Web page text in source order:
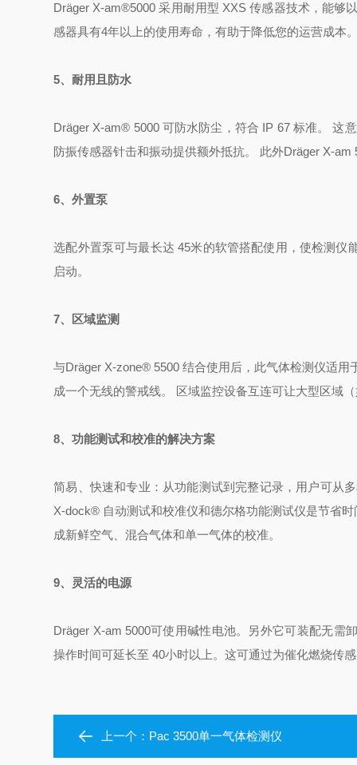
Dräger X-am®5000 采用耐用型 XXS 传感器技术，能够
感器具有4年以上的使用寿命，有助于降低您的运营成本
5、耐用且防水
Dräger X-am® 5000 可防水防尘，符合 IP 67 标准。 这
防振传感器针击和振动提供额外抵抗。 此外Dräger X-am
6、外置泵
选配外置泵可与最长达 45米的软管搭配使用，使检测
启动。
7、区域监测
与Dräger X-zone® 5500 结合使用后，此气体检测仪适
成一个无线的警戒线。 区域监控设备互连可让大型区域
8、功能测试和校准的解决方案
简易、快速和专业：从功能测试到完整记录，用户可从
X-dock® 自动测试和校准仪和德尔格功能测试仪是节省
成新鲜空气、混合气体和单一气体的校准。
9、灵活的电源
Dräger X-am 5000可使用碱性电池。另外它可装配无需
操作时间可延长至 40小时以上。这可通过为催化燃烧传
上一个： Pac 3500单一气体检测仪